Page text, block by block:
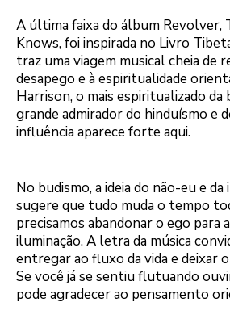
A última faixa do álbum
Knows, foi inspirada no Livro
traz uma viagem musical cheia de
desapego e à espiritualidade
Harrison, o mais espiritualizado da
grande admirador do hinduísmo e
influência aparece forte aqui.
No budismo, a ideia do não-eu e da
sugere que tudo muda o tempo
precisamos abandonar o ego para
iluminação. A letra da música
entregar ao fluxo da vida e deixar
Se você já se sentiu flutuando
pode agradecer ao pensamento